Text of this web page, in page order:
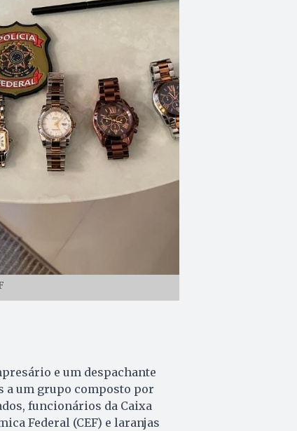
e um despachante
a um grupo composto por
funcionários da Caixa
Federal (CEF) e laranjas